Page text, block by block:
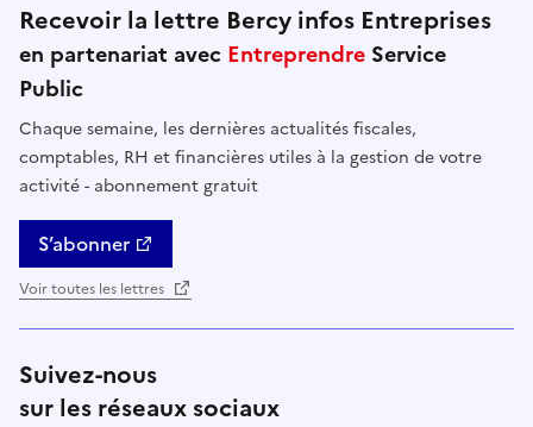
Recevoir la lettre Bercy infos Entreprises
en partenariat avec Entreprendre Service
Public
Chaque semaine, les dernières actualités fiscales,
comptables, RH et financières utiles à la gestion de votre
activité - abonnement gratuit
S’abonner
Voir toutes les lettres
Suivez-nous
sur les réseaux sociaux